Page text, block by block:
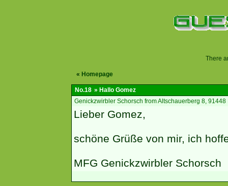
There
« Homepage
No.18 » Hallo Gomez
Genickzwirbler Schorsch from Altschauerberg 8, 91448
Lieber Gomez,
schöne Grüße von mir, ich
MFG Genickzwirbler Schorsch